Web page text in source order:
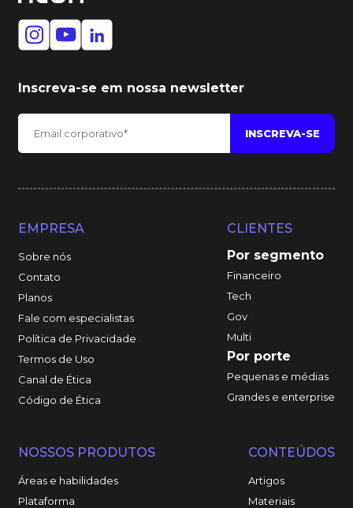
Inscreva-se em nossa newsletter
EMPRESA
Sobre nós
Contato
Planos
Fale com especialistas
Política de Privacidade
Termos de Uso
Canal de Ética
Código de Ética
NOSSOS PRODUTOS
Áreas e habilidades
Plataforma
CLIENTES
Por segmento
Financeiro
Tech
Gov
Multi
Por porte
Pequenas e médias
Grandes e enterprise
CONTEÚDOS
Artigos
Materiais